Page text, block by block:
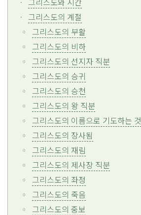
그리스도의 계절
그리스도의 부활
그리스도의 비하
그리스도의 선지자 직분
그리스도의 승귀
그리스도의 승천
그리스도의 왕 직분
그리스도의 이름으로 기도하는 것
그리스도의 장사됨
그리스도의 재림
그리스도의 제사장 직분
그리스도의 좌정
그리스도의 죽음
그리스도의 중보